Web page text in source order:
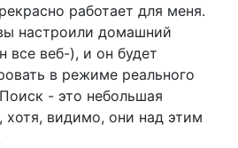
работает для меня.
настроили домашний
все веб-), и он будет
в режиме реального
- это небольшая
хотя, видимо, они над этим